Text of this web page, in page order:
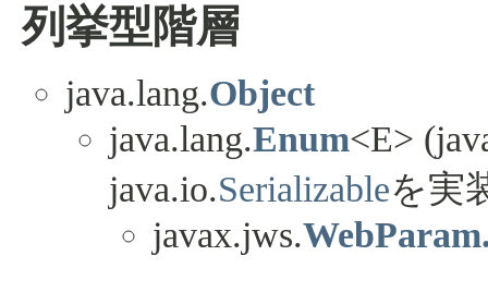
列挙型階層
java.lang.Object
java.lang.Enum<E>
java.io.Serializableを実
javax.jws.